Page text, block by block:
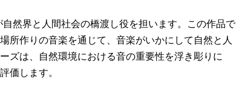
然界と人間社会の橋渡し役を担います。この作品で
所作りの音楽を通じて、音楽がいかにして自然と人
ズは、自然環境における音の重要性を浮き彫りに
価します。